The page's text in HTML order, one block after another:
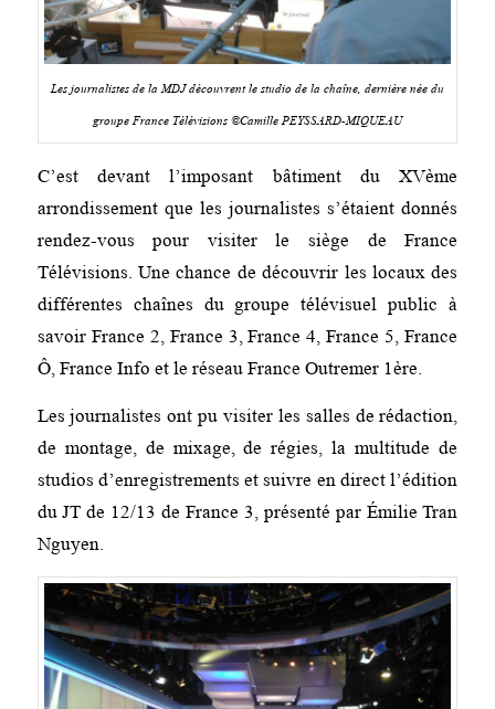
Les journalistes de la MDJ découvrent le studio de la chaîne, dernière née du
groupe France Télévisions ©Camille PEYSSARD-MIQUEAU
C’est devant l’imposant bâtiment du XVème
arrondissement que les journalistes s’étaient donnés
rendez-vous pour visiter le siège de France
Télévisions. Une chance de découvrir les locaux des
différentes chaînes du groupe télévisuel public à
savoir France 2, France 3, France 4, France 5, France
Ô, France Info et le réseau France Outremer 1ère.
Les journalistes ont pu visiter les salles de rédaction,
de montage, de mixage, de régies, la multitude de
studios d’enregistrements et suivre en direct l’édition
du JT de 12/13 de France 3, présenté par Émilie Tran
Nguyen.